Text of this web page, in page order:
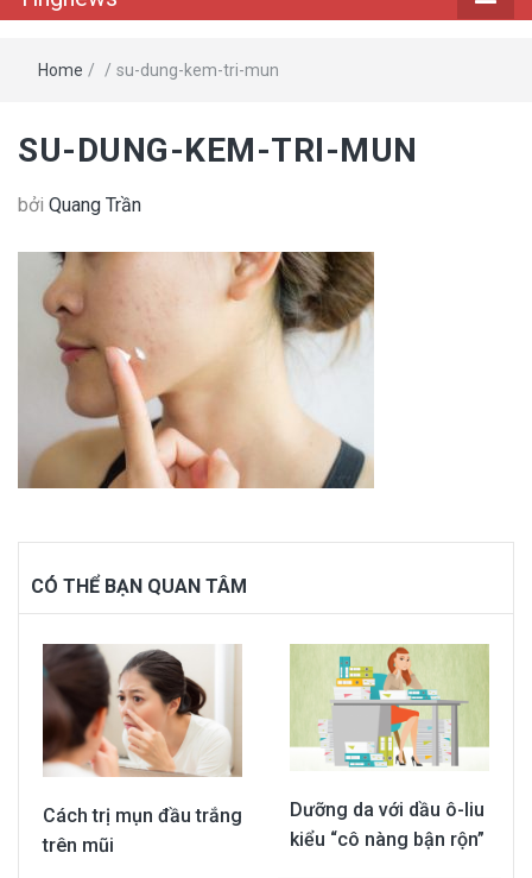
Home / / su-dung-kem-tri-mun
SU-DUNG-KEM-TRI-MUN
bởi Quang Trần
CÓ THỂ BẠN QUAN TÂM
Cách trị mụn đầu trắng
trên mũi
Dưỡng da với dầu ô-liu
kiểu “cô nàng bận rộn”